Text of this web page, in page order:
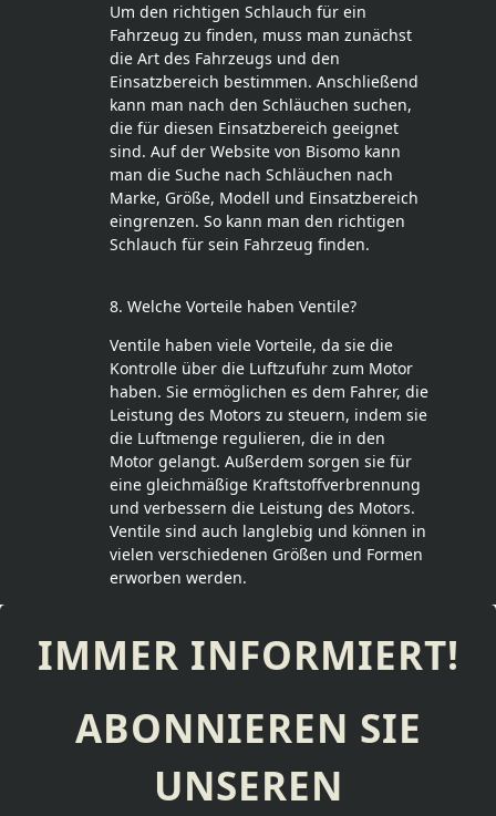
Um den richtigen Schlauch für ein
Fahrzeug zu finden, muss man zunächst
die Art des Fahrzeugs und den
Einsatzbereich bestimmen. Anschließend
kann man nach den Schläuchen suchen,
die für diesen Einsatzbereich geeignet
sind. Auf der Website von Bisomo kann
man die Suche nach Schläuchen nach
Marke, Größe, Modell und Einsatzbereich
eingrenzen. So kann man den richtigen
Schlauch für sein Fahrzeug finden.
8. Welche Vorteile haben Ventile?
Ventile haben viele Vorteile, da sie die
Kontrolle über die Luftzufuhr zum Motor
haben. Sie ermöglichen es dem Fahrer, die
Leistung des Motors zu steuern, indem sie
die Luftmenge regulieren, die in den
Motor gelangt. Außerdem sorgen sie für
eine gleichmäßige Kraftstoffverbrennung
und verbessern die Leistung des Motors.
Ventile sind auch langlebig und können in
vielen verschiedenen Größen und Formen
erworben werden.
IMMER INFORMIERT!
ABONNIEREN SIE
UNSEREN